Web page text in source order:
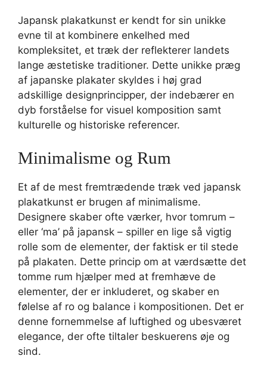
Japansk plakatkunst er kendt for sin unikke
evne til at kombinere enkelhed med
kompleksitet, et træk der reflekterer landets
lange æstetiske traditioner. Dette unikke præg
af japanske plakater skyldes i høj grad
adskillige designprincipper, der indebærer en
dyb forståelse for visuel komposition samt
kulturelle og historiske referencer.
Minimalisme og Rum
Et af de mest fremtrædende træk ved japansk
plakatkunst er brugen af minimalisme.
Designere skaber ofte værker, hvor tomrum –
eller ‘ma’ på japansk – spiller en lige så vigtig
rolle som de elementer, der faktisk er til stede
på plakaten. Dette princip om at værdsætte det
tomme rum hjælper med at fremhæve de
elementer, der er inkluderet, og skaber en
følelse af ro og balance i kompositionen. Det er
denne fornemmelse af luftighed og ubesværet
elegance, der ofte tiltaler beskuerens øje og
sind.